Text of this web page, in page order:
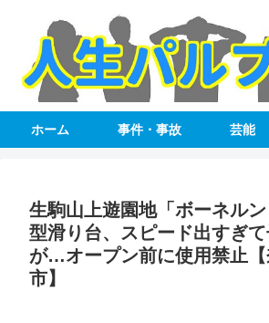
ホーム 事件・事故 芸能
生駒山上遊園地「ボーネル
型滑り台、スピード出すぎ
が…オープン前に使用禁止
市】